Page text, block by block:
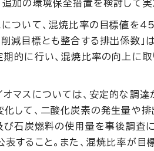
加の環境保全措置を検討して実
ついて、混焼比率の目標値を
削減目標とも整合する排出係
的に行い、混焼比率の向上に取
マスについては、安定的な調
して、二酸化炭素の発生量や
び石炭燃料の使用量を事後調査
すること。また、混焼比率が